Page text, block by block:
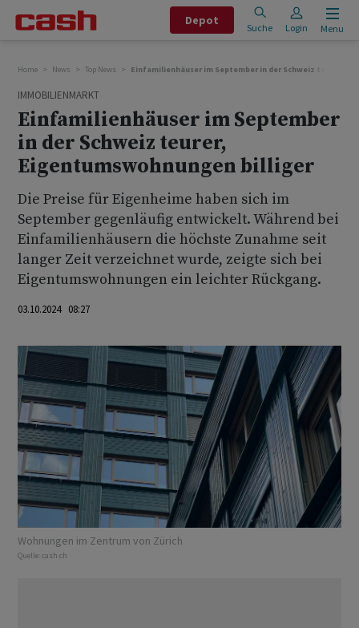
Depot
Suche Login Menu
Home News Top News Einfamilienhäuser im September in der Schweiz teurer,
IMMOBILIENMARKT
Einfamilienhäuser im September
in der Schweiz teurer,
Eigentumswohnungen billiger
Die Preise für Eigenheime haben sich im
September gegenläufig entwickelt. Während bei
Einfamilienhäusern die höchste Zunahme seit
langer Zeit verzeichnet wurde, zeigte sich bei
Eigentumswohnungen ein leichter Rückgang.
03.10.2024 08:27
Wohnungen im Zentrum von Zürich
Quelle: cash.ch